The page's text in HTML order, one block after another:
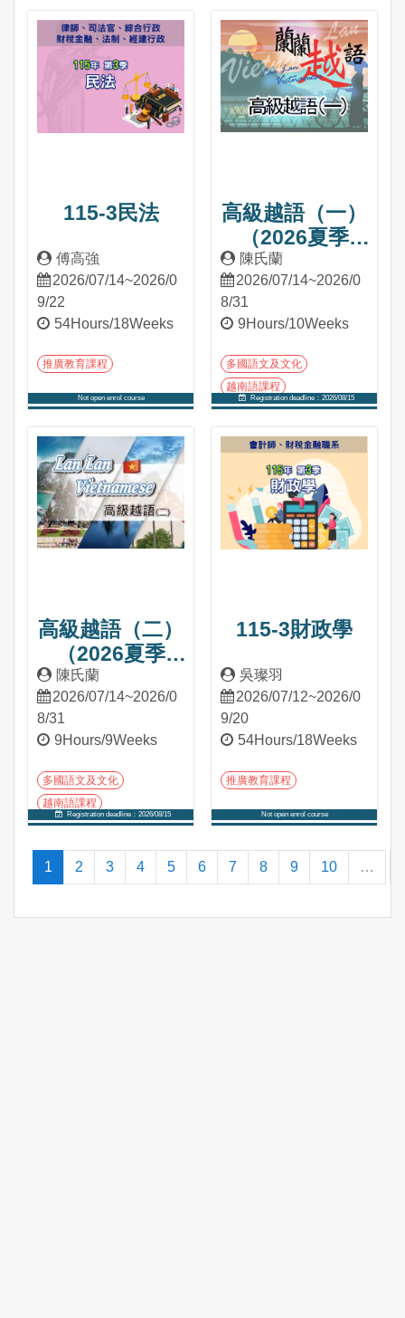
115-3民法
傅高強
2026/07/14~2026/0
9/22
54Hours/18Weeks
推廣教育課程
Not open enrol course
高級越語（一）
（2026夏季
班）
陳氏蘭
2026/07/14~2026/0
8/31
9Hours/10Weeks
多國語文及文化
越南語課程
Registration deadline：2026/08/15
高級越語（二）
（2026夏季
班）
陳氏蘭
2026/07/14~2026/0
8/31
9Hours/9Weeks
多國語文及文化
越南語課程
Registration deadline：2026/08/15
115-3財政學
吳璨羽
2026/07/12~2026/0
9/20
54Hours/18Weeks
推廣教育課程
Not open enrol course
1 (current)
2 3 4 5 6 7 8 9 10 …